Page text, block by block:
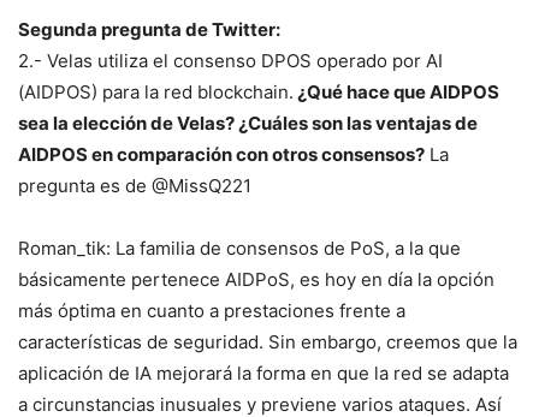
Segunda pregunta de Twitter:
2.- Velas utiliza el consenso DPOS operado por AI
(AIDPOS) para la red blockchain. ¿Qué hace que AIDPOS
sea la elección de Velas? ¿Cuáles son las ventajas de
AIDPOS en comparación con otros consensos? La
pregunta es de @MissQ221
Roman_tik: La familia de consensos de PoS, a la que
básicamente pertenece AIDPoS, es hoy en día la opción
más óptima en cuanto a prestaciones frente a
características de seguridad. Sin embargo, creemos que la
aplicación de IA mejorará la forma en que la red se adapta
a circunstancias inusuales y previene varios ataques. Así